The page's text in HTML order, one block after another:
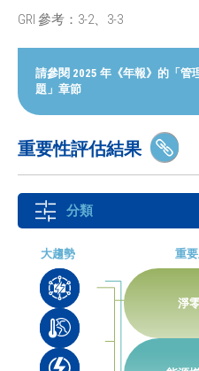
GRI 參考： 3-2、 3-3
請參閱 2025 年《年報》的「管
題」章節
重要性評估結果
分類
大趨勢 重
淨